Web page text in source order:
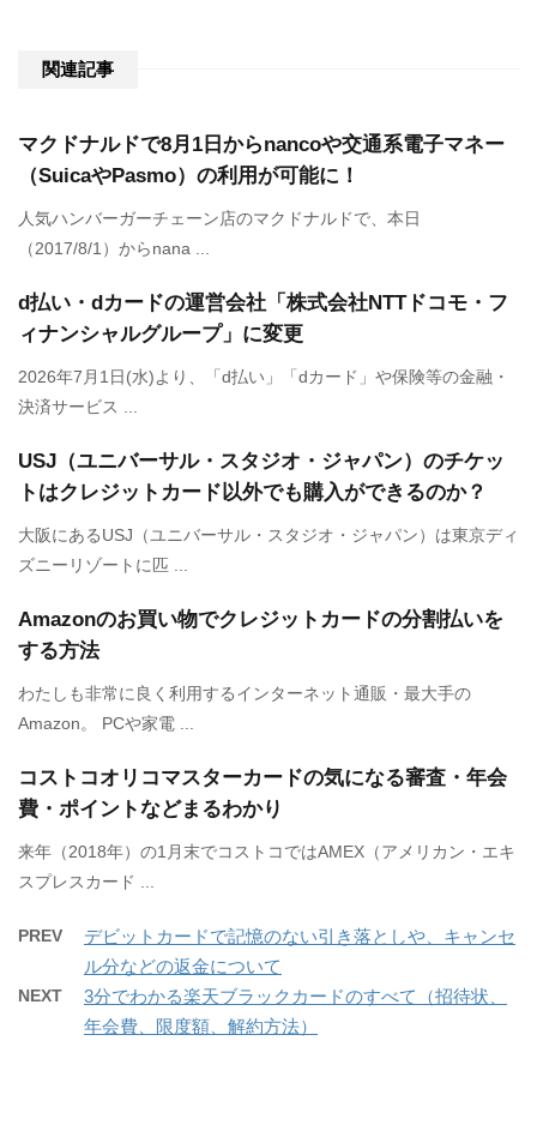
関連記事
マクドナルドで8月1日からnancoや交通系電子マネー
（SuicaやPasmo）の利用が可能に！
人気ハンバーガーチェーン店のマクドナルドで、本日
（2017/8/1）からnana ...
d払い・dカードの運営会社「株式会社NTTドコモ・フ
ィナンシャルグループ」に変更
2026年7月1日(水)より、「d払い」「dカード」や保険等の金融・
決済サービス ...
USJ（ユニバーサル・スタジオ・ジャパン）のチケッ
トはクレジットカード以外でも購入ができるのか？
大阪にあるUSJ（ユニバーサル・スタジオ・ジャパン）は東京ディ
ズニーリゾートに匹 ...
Amazonのお買い物でクレジットカードの分割払いを
する方法
わたしも非常に良く利用するインターネット通販・最大手の
Amazon。 PCや家電 ...
コストコオリコマスターカードの気になる審査・年会
費・ポイントなどまるわかり
来年（2018年）の1月末でコストコではAMEX（アメリカン・エキ
スプレスカード ...
PREV
デビットカードで記憶のない引き落としや、キャンセ
ル分などの返金について
NEXT
3分でわかる楽天ブラックカードのすべて（招待状、
年会費、限度額、解約方法）